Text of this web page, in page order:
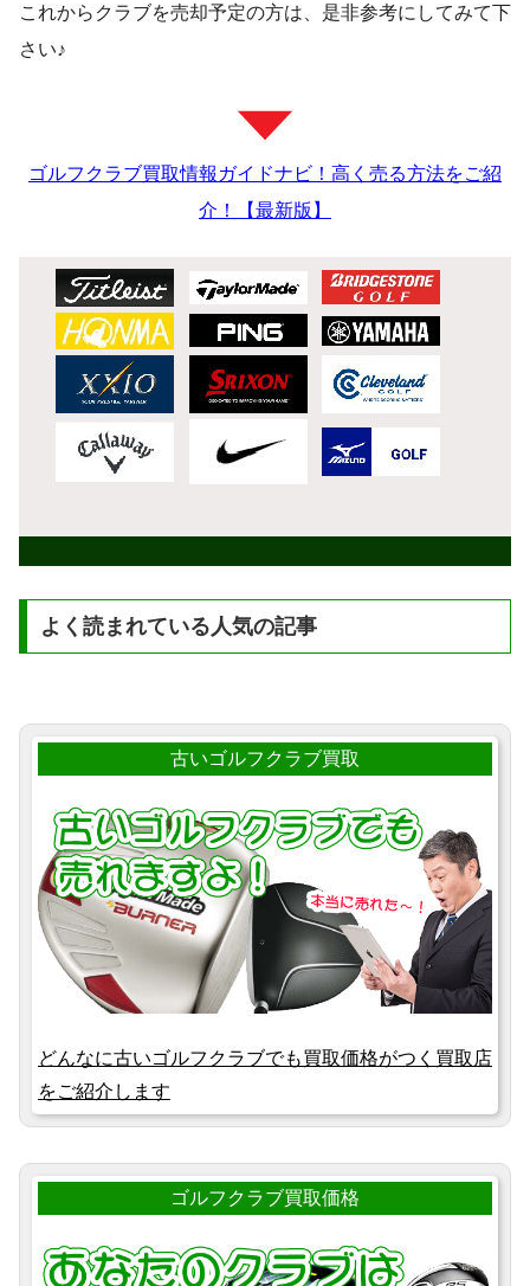
これからクラブを売却予定の方は、是非参考にしてみて下
さい♪
ゴルフクラブ買取情報ガイドナビ！高く売る方法をご紹
介！【最新版】
よく読まれている人気の記事
古いゴルフクラブ買取
どんなに古いゴルフクラブでも買取価格がつく買取店
をご紹介します
ゴルフクラブ買取価格